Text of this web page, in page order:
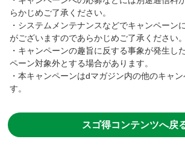
らかじめご了承ください。
・システムメンテナンスなどでキャンペーン
がございますのであらかじめご了承ください。
・キャンペーンの趣旨に反する事象が発生し
ペーン対象外とする場合があります。
・本キャンペーンはdマガジン内の他のキャ
す。
スゴ得コンテンツへ戻